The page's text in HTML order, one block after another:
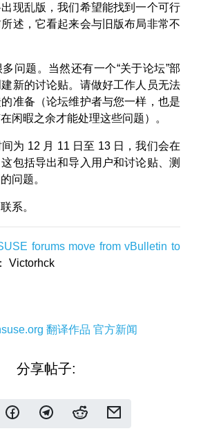
现乱版，我们希望能找到一个可行
述，它看起来会与旧版布局非常不
问题。当然还有一个“关于论坛”部
新的讨论贴。请做好工作人员无法
准备（论坛维护者与您一样，也是
闲暇之余才能处理这些问题）。
为 12 月 11 日至 13 日，我们会在
包括导出和导入用户和讨论贴、测
问题。
系。
forums move from vBulletin to
Victorhck
翻译作品 官方新闻
分享帖子: